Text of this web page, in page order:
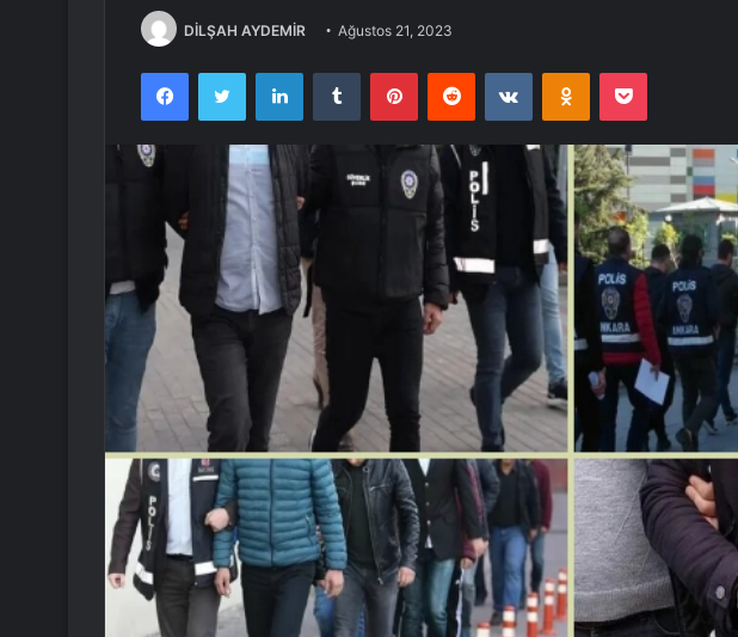
DİLŞAH AYDEMİR Ağustos 21, 2023
FacebookTwitter LinkedInTumblr PinterestReddit VKontakteOdnoklassniki
Pocket